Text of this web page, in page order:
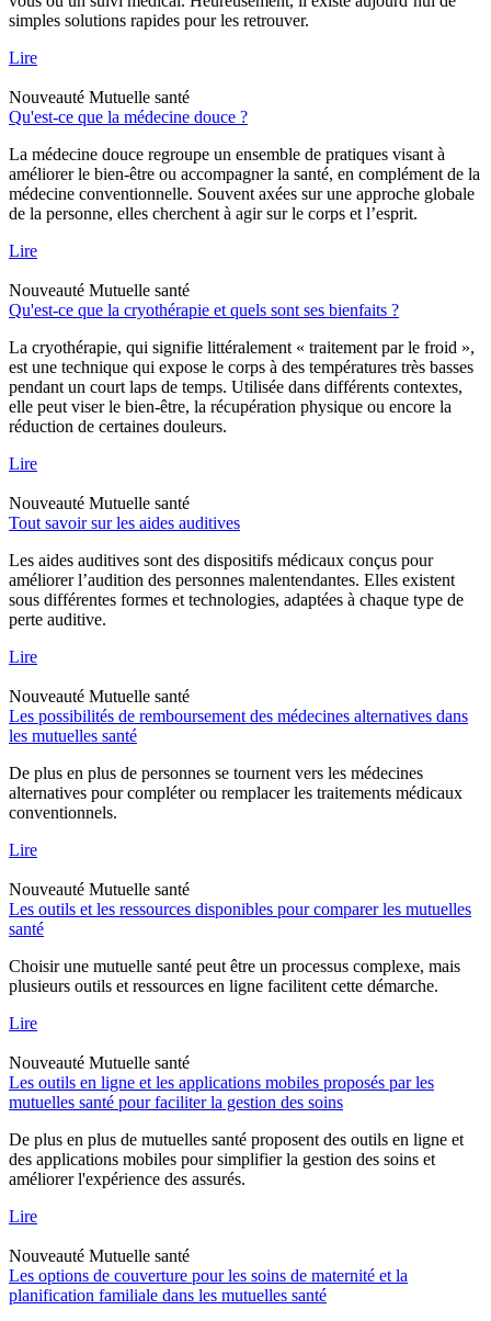
simples solutions rapides pour les retrouver.
Lire
Nouveauté Mutuelle santé
Qu'est-ce que la médecine douce ?
La médecine douce regroupe un ensemble de pratiques visant à
améliorer le bien-être ou accompagner la santé, en complément de la
médecine conventionnelle. Souvent axées sur une approche globale
de la personne, elles cherchent à agir sur le corps et l’esprit.
Lire
Nouveauté Mutuelle santé
Qu'est-ce que la cryothérapie et quels sont ses bienfaits ?
La cryothérapie, qui signifie littéralement « traitement par le froid »,
est une technique qui expose le corps à des températures très basses
pendant un court laps de temps. Utilisée dans différents contextes,
elle peut viser le bien-être, la récupération physique ou encore la
réduction de certaines douleurs.
Lire
Nouveauté Mutuelle santé
Tout savoir sur les aides auditives
Les aides auditives sont des dispositifs médicaux conçus pour
améliorer l’audition des personnes malentendantes. Elles existent
sous différentes formes et technologies, adaptées à chaque type de
perte auditive.
Lire
Nouveauté Mutuelle santé
Les possibilités de remboursement des médecines alternatives dans
les mutuelles santé
De plus en plus de personnes se tournent vers les médecines
alternatives pour compléter ou remplacer les traitements médicaux
conventionnels.
Lire
Nouveauté Mutuelle santé
Les outils et les ressources disponibles pour comparer les mutuelles
santé
Choisir une mutuelle santé peut être un processus complexe, mais
plusieurs outils et ressources en ligne facilitent cette démarche.
Lire
Nouveauté Mutuelle santé
Les outils en ligne et les applications mobiles proposés par les
mutuelles santé pour faciliter la gestion des soins
De plus en plus de mutuelles santé proposent des outils en ligne et
des applications mobiles pour simplifier la gestion des soins et
améliorer l'expérience des assurés.
Lire
Nouveauté Mutuelle santé
Les options de couverture pour les soins de maternité et la
planification familiale dans les mutuelles santé